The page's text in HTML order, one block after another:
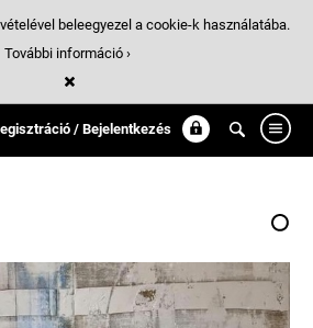
/ Bejelentkezés
beleegyezel a cookie-k használatába.
További információ ›